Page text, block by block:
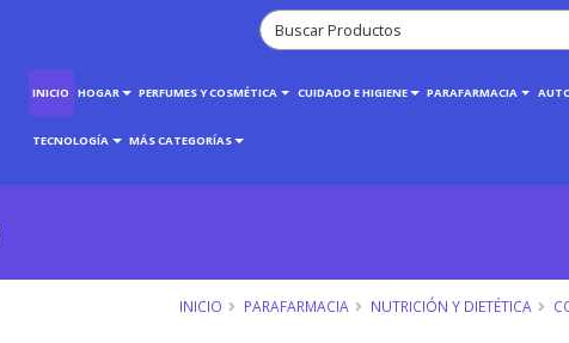
INICIO HOGAR PERFUMES Y COSMÉTICA CUIDADO E HIGIENE PARAFARMACIA
TECNOLOGÍA MÁS CATEGORÍAS
INICIO PARAFARMACIA NUTRICIÓN Y DIETÉTICA